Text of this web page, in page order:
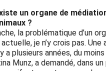
un organe de
?
la problématique
je n’y crois pas.
a plusieurs années, du
Munz, a demandé, dans